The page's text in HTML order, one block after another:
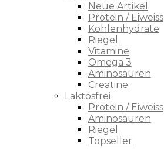
Neue Artikel
Protein / Eiweiss
Kohlenhydrate
Riegel
Vitamine
Omega 3
Aminosäuren
Creatine
Laktosfrei
Protein / Eiweiss
Aminosäuren
Riegel
Topseller